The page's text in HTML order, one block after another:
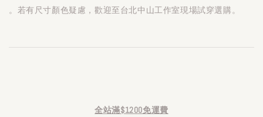
。若有尺寸顏色疑慮，歡迎至台北中山工作室現場試穿選購。
全站滿$1200免運費